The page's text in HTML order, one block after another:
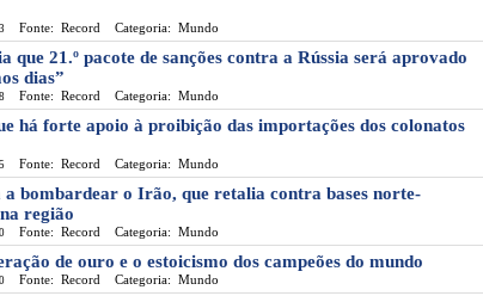
Fonte: Record Categoria: Mundo
que 21.º pacote de sanções contra a Rússia será aprovado
dias”
Fonte: Record Categoria: Mundo
há forte apoio à proibição das importações dos colonatos
Fonte: Record Categoria: Mundo
bombardear o Irão, que retalia contra bases norte-
região
Fonte: Record Categoria: Mundo
de ouro e o estoicismo dos campeões do mundo
Fonte: Record Categoria: Mundo